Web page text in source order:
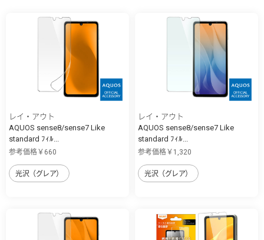
レイ・アウト
AQUOS sense8/sense7 Like
standard ﾌｨﾙ...
参考価格￥660
光沢（グレア）
レイ・アウト
AQUOS sense8/sense7 Like
standard ﾌｨﾙ...
参考価格￥1,320
光沢（グレア）